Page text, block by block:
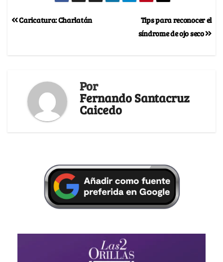
Tips para reconocer el
síndrome de ojo seco
Caricatura: Charlatán
Por
Fernando Santacruz
Caicedo